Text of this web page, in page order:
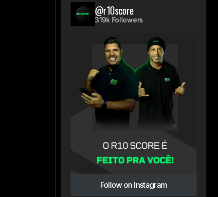
@r10score
319k Followers
Follow on Instagram